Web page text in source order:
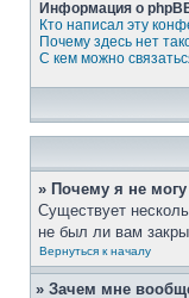
Информация о
Кто написал эту
Почему здесь нет
С кем можно
» Почему я не могу
Существует
не был ли вам
Вернуться к началу
» Зачем мне